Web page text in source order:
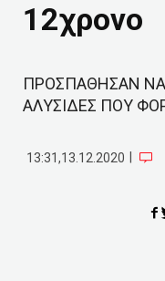
12χρονο
ΠΡΟΣΠΑΘΗΣΑΝ ΝΑ
ΑΛΥΣΙΔΕΣ ΠΟΥ
13:31,13.12.2020